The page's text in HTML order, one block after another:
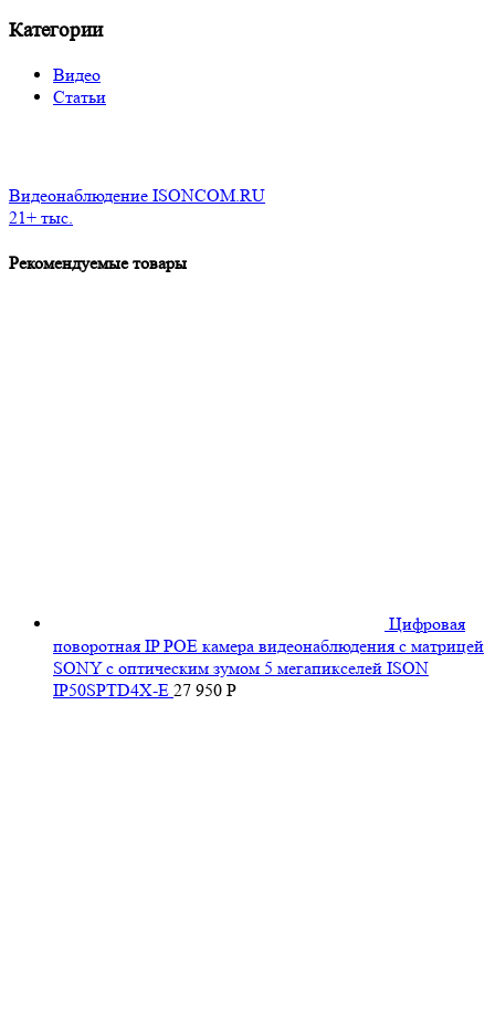
Категории
Видео
Статьи
Видеонаблюдение ISONCOM.RU
21+ тыс.
Рекомендуемые товары
Цифровая
поворотная IP POE камера видеонаблюдения с матрицей
SONY с оптическим зумом 5 мегапикселей ISON
IP50SPTD4X-E 27 950 Р